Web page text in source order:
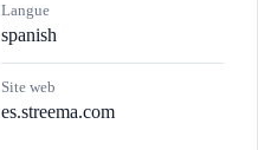
Langue
spanish
Site web
es.streema.com